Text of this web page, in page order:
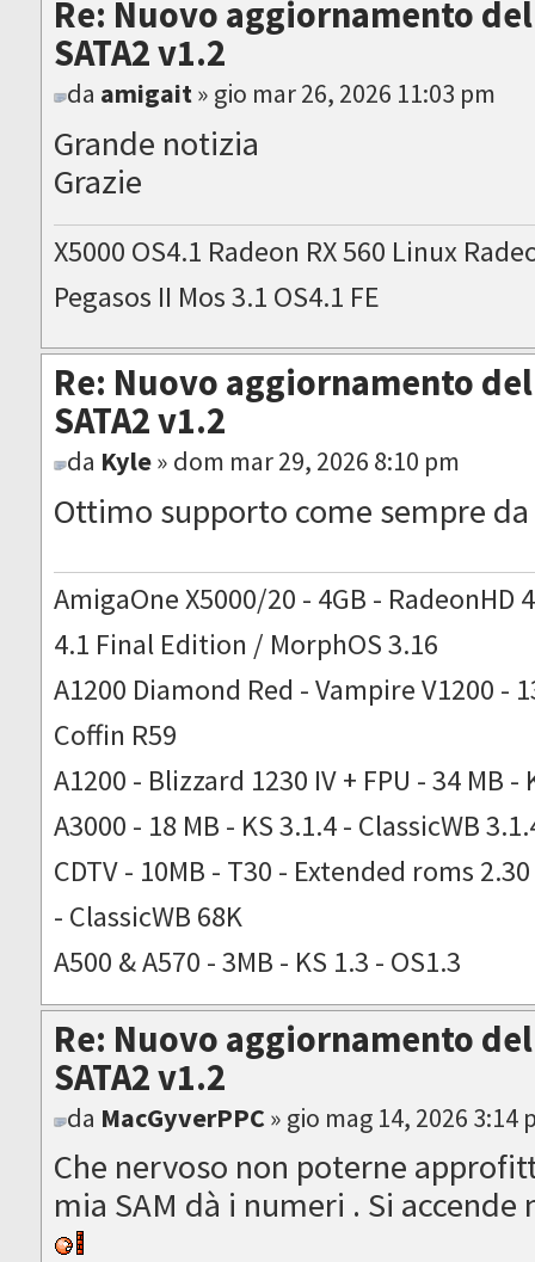
Re: Nuovo aggiornamento
SATA2 v1.2
da amigait» gio mar 26, 2026 11:03 pm
Grande notizia
Grazie
X5000 OS4.1 Radeon RX 560 Linux
Pegasos II Mos 3.1 OS4.1 FE
Re: Nuovo aggiornamento
SATA2 v1.2
da Kyle» dom mar 29, 2026 8:10 pm
Ottimo supporto come sempre
AmigaOne X5000/20 - 4GB - RadeonHD
4.1 Final Edition / MorphOS 3.16
A1200 Diamond Red - Vampire V1200 -
Coffin R59
A1200 - Blizzard 1230 IV + FPU - 34 MB -
A3000 - 18 MB - KS 3.1.4 - ClassicWB
CDTV - 10MB - T30 - Extended roms
- ClassicWB 68K
A500 & A570 - 3MB - KS 1.3 - OS1.3
Re: Nuovo aggiornamento
SATA2 v1.2
da MacGyverPPC » gio mag 14, 2026 3:14
Che nervoso non poterne
mia SAM dà i numeri . Si